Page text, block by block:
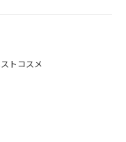
トコスメ